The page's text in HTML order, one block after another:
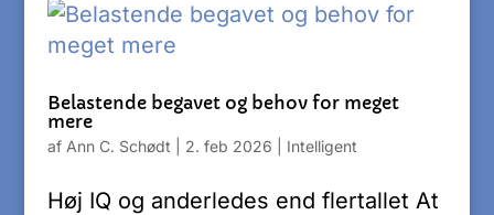
Belastende begavet og behov for meget
mere
af Ann C. Schødt 2. feb 2026 Intelligent
Høj IQ og anderledes end flertallet At